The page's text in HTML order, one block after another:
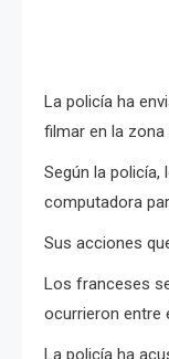
La policía ha
filmar en la zona
Según la
computadora
Sus acciones
Los franceses
ocurrieron entre
La policía ha